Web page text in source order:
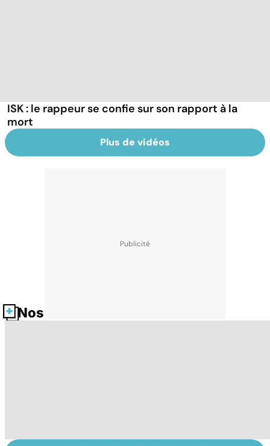
ISK : le rappeur se confie sur son rapport à la
mort
Plus de vidéos
Nos fiches santé